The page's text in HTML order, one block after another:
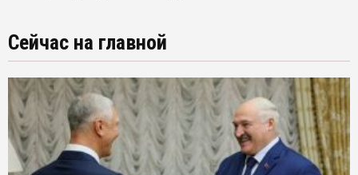
Сейчас на главной